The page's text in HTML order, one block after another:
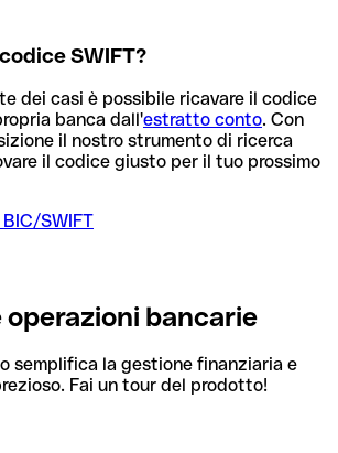
SWIFT?
dei casi è possibile ricavare il codice
banca dall'estratto conto. Con
il nostro strumento di ricerca
il codice giusto per il tuo prossimo
SWIFT
operazioni bancarie
semplifica la gestione finanziaria e
Fai un tour del prodotto!